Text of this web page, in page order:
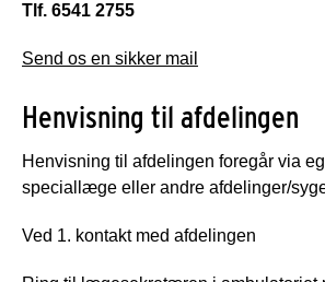
Tlf. 6541 2755
Send os en sikker mail
Henvisning til afdelingen
Henvisning til afdelingen foregår via
speciallæge eller andre afdelinger/
Ved 1. kontakt med afdelingen